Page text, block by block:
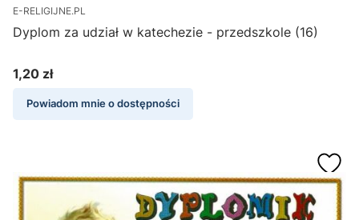
E-RELIGIJNE.PL
Dyplom za udział w katechezie - przedszkole (16)
Cena
1,20 zł
Powiadom mnie o dostępności